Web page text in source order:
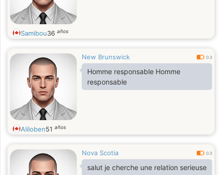
Samibou36 años
New Brunswick 0.3
Homme responsable Homme
responsable
Aliloben51 años
Nova Scotia 0.3
salut je cherche une relation serieuse